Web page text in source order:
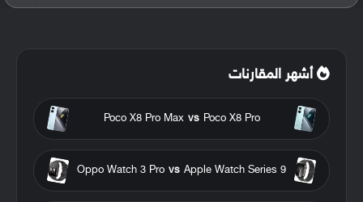
أشهر المقارنات
Poco X8 Pro
vs
Poco X8 Pro Max
Apple Watch Series 9
vs
Oppo Watch 3 Pro